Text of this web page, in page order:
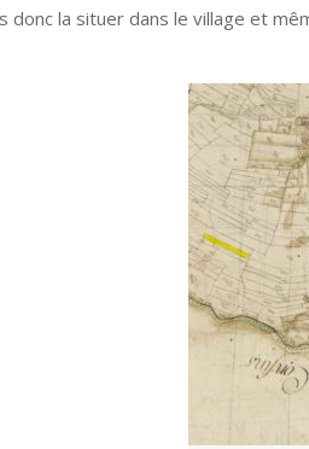
donc la situer dans le village et